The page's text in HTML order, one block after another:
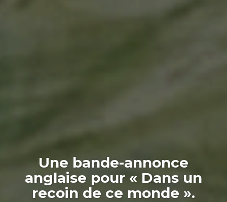
Une bande-annonce
anglaise pour « Dans un
recoin de ce monde ».